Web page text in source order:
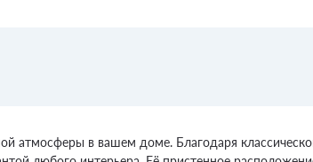
атмосферы в вашем доме. Благодаря